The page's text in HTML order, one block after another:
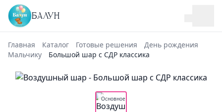
БАЛУН
Главная Каталог Готовые решения
День рождения
Мальчику
Большой шар с СДР классика
Основное